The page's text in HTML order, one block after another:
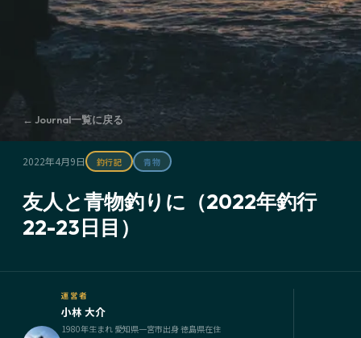
← Journal一覧に戻る
2022年4月9日 釣行記 青物
友人と青物釣りに（2022年釣行
22-23日目）
運営者
小林 大介
1980年生まれ 愛知県一宮市出身 徳島県在住